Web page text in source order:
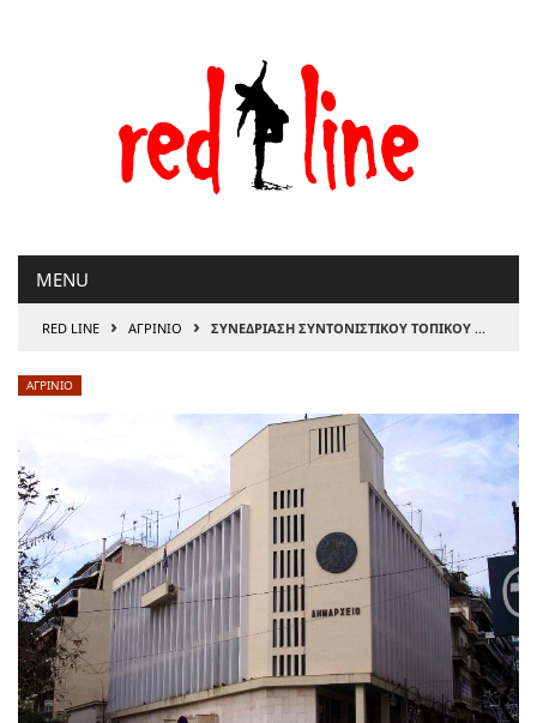
MENU
RED LINE › ΑΓΡΙΝΙΟ › ΣΥΝΕΔΡΙΑΣΗ ΣΥΝΤΟΝΙΣΤΙΚΟΥ ΤΟΠΙΚΟΥ ΟΡΓΑΝΟΥ ΠΟΛΙΤΙΚΗΣ ΠΡΟΣΤΑΣΙΑΣ
ΑΓΡΙΝΙΟ